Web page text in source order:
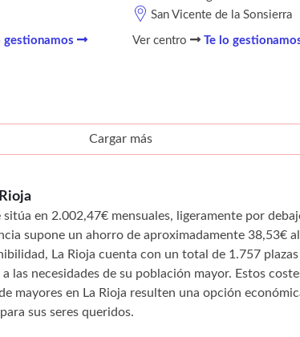
gestionamos
San Vicente de la Sonsierra
Ver centro Te lo
Cargar más
en 2.002,47€ mensuales, ligeramente por
supone un ahorro de aproximadamente 38,53€
La Rioja cuenta con un total de 1.757
necesidades de su población mayor. Estos
mayores en La Rioja resulten una opción
sus seres queridos.